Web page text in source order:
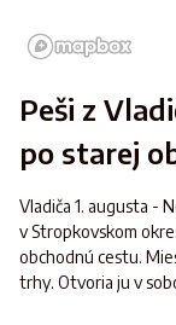
Peši z
po starej
Vladiča 1. augusta -
v Stropkovskom
obchodnú cestu.
trhy. Otvoria ju v